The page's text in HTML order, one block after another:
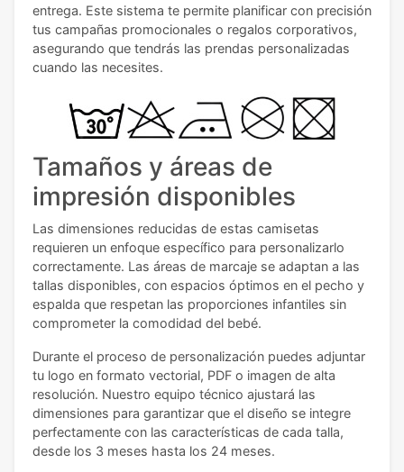
entrega. Este sistema te permite planificar con precisión
tus campañas promocionales o regalos corporativos,
asegurando que tendrás las prendas personalizadas
cuando las necesites.
Tamaños y áreas de
impresión disponibles
Las dimensiones reducidas de estas camisetas
requieren un enfoque específico para personalizarlo
correctamente. Las áreas de marcaje se adaptan a las
tallas disponibles, con espacios óptimos en el pecho y
espalda que respetan las proporciones infantiles sin
comprometer la comodidad del bebé.
Durante el proceso de personalización puedes adjuntar
tu logo en formato vectorial, PDF o imagen de alta
resolución. Nuestro equipo técnico ajustará las
dimensiones para garantizar que el diseño se integre
perfectamente con las características de cada talla,
desde los 3 meses hasta los 24 meses.